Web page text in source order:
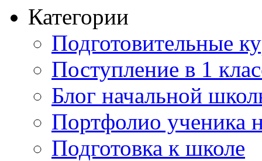
Категории
Подготовительные
Поступление в 1
Блог начальной
Портфолио ученика
Подготовка к школе